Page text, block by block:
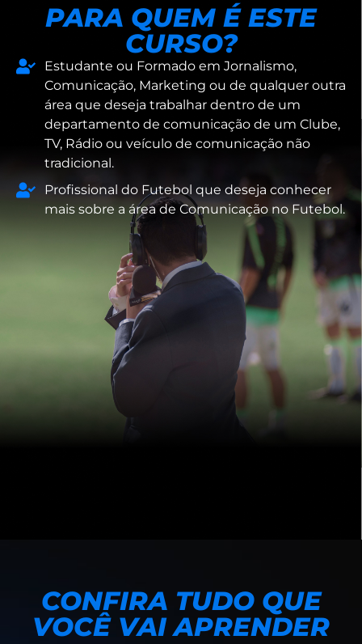
PARA QUEM É ESTE
CURSO?
Estudante ou Formado em Jornalismo,
Comunicação, Marketing ou de qualquer outra
área que deseja trabalhar dentro de um
departamento de comunicação de um Clube,
TV, Rádio ou veículo de comunicação não
tradicional.
Profissional do Futebol que deseja conhecer
mais sobre a área de Comunicação no Futebol.
CONFIRA TUDO QUE
VOCÊ VAI APRENDER